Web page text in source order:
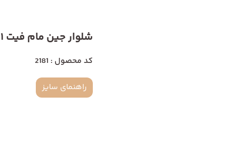
شلوار جین مام فیت 2181
کد محصول : 2181
راهنمای سایز